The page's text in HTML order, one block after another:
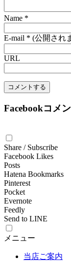
Name *
E-mail * (公開され
URL
Facebookコメ
Share / Subscribe
Facebook Likes
Posts
Hatena Bookmarks
Pinterest
Pocket
Evernote
Feedly
Send to LINE
メニュー
当店ご案内